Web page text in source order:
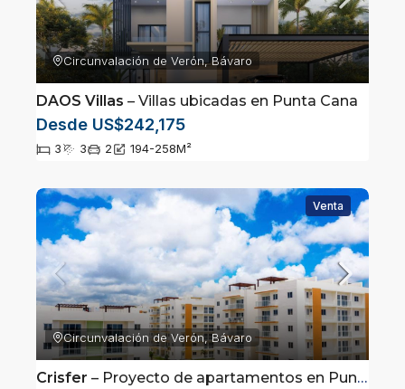
Circunvalación de Verón, Bávaro
DAOS Villas – Villas ubicadas en Punta Cana
Desde US$242,175
3 3 2 194-258M²
Venta
Circunvalación de Verón, Bávaro
Crisfer – Proyecto de apartamentos en Punta Cana, Rep. Dom.